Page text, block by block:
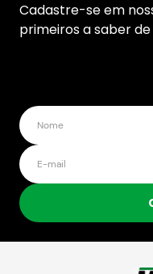
Cadastre-se em
primeiros a saber